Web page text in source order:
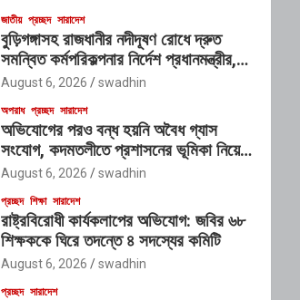
জাতীয় প্রচ্ছদ সারাদেশ
বুড়িগঙ্গাসহ রাজধানীর নদীদূষণ রোধে দ্রুত
সমন্বিত কর্মপরিকল্পনার নির্দেশ প্রধানমন্ত্রীর,
গঠিত হচ্ছে আন্তঃসংস্থা সমন্বয় কমিটি
August 6, 2026 swadhin
অপরাধ প্রচ্ছদ সারাদেশ
অভিযোগের পরও বন্ধ হয়নি অবৈধ গ্যাস
সংযোগ, কদমতলীতে প্রশাসনের ভূমিকা নিয়ে
প্রশ্ন
August 6, 2026 swadhin
প্রচ্ছদ শিক্ষা সারাদেশ
রাষ্ট্রবিরোধী কার্যকলাপের অভিযোগ: জবির ৬৮
শিক্ষককে ঘিরে তদন্তে ৪ সদস্যের কমিটি
August 6, 2026 swadhin
প্রচ্ছদ সারাদেশ